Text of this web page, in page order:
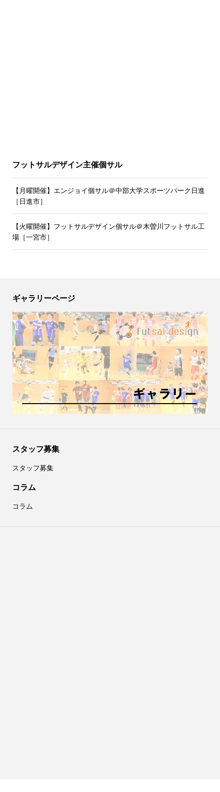
フットサルデザイン主催個サル
【月曜開催】エンジョイ個サル＠中部大学スポーツパーク日進
［日進市］
【火曜開催】フットサルデザイン個サル＠木曽川フットサル工
場［一宮市］
ギャラリーページ
スタッフ募集
スタッフ募集
コラム
コラム